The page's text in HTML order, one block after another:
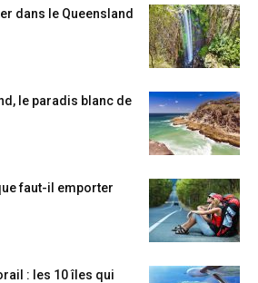
dans le Queensland
le paradis blanc de
faut-il emporter
: les 10 îles qui